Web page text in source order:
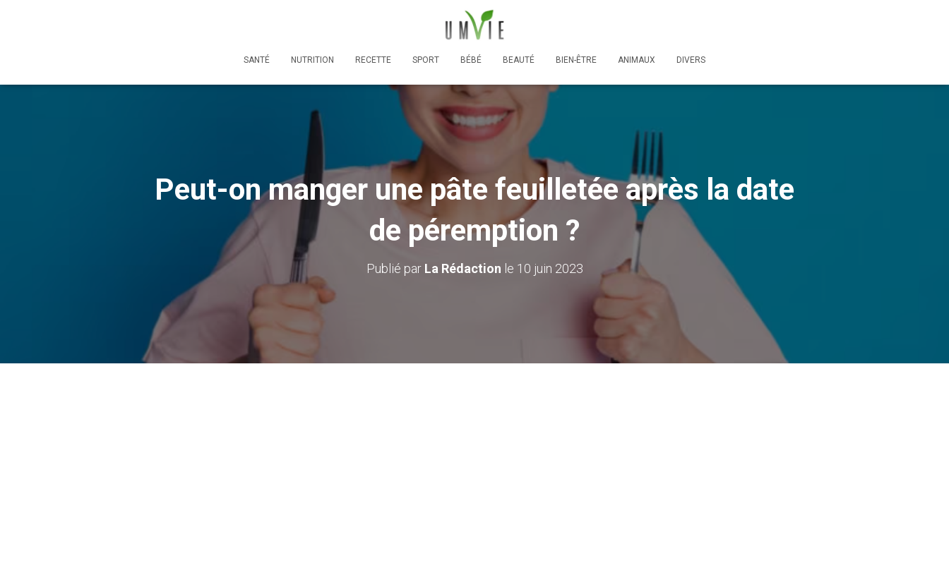
SANTÉ NUTRITION RECETTE SPORT BÉBÉ BEAUTÉ BIEN-ÊTRE ANIMAUX DIVERS
Peut-on manger une pâte feuilletée après la date
de péremption ?
Publié par La Rédaction le 10 juin 2023